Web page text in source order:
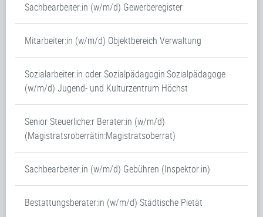
Sachbearbeiter:in (w/m/d) Gewerberegister
Mitarbeiter:in (w/m/d) Objektbereich Verwaltung
Sozialarbeiter:in oder Sozialpädagogin:Sozialpädagoge
(w/m/d) Jugend- und Kulturzentrum Höchst
Senior Steuerliche:r Berater:in (w/m/d)
(Magistratsroberrätin:Magistratsoberrat)
Sachbearbeiter:in (w/m/d) Gebühren (Inspektor:in)
Bestattungsberater:in (w/m/d) Städtische Pietät